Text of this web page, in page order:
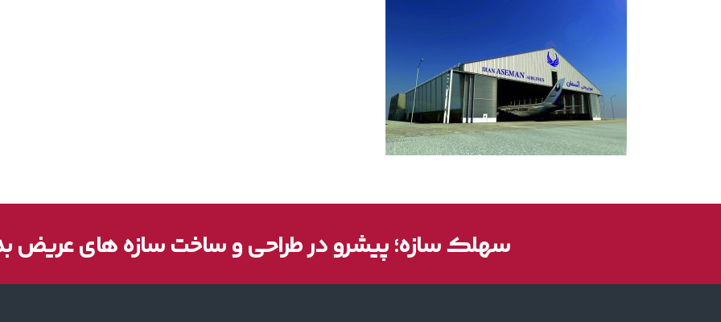
سهلک سازه؛ پیشرو در طراحی و ساخت سازه های عریض